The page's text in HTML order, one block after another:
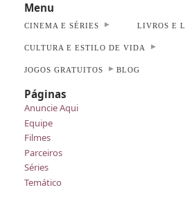
Menu
CINEMA E SÉRIES LIVROS E
CULTURA E ESTILO DE VIDA
JOGOS GRATUITOS BLOG
Páginas
Anuncie Aqui
Equipe
Filmes
Parceiros
Séries
Temático